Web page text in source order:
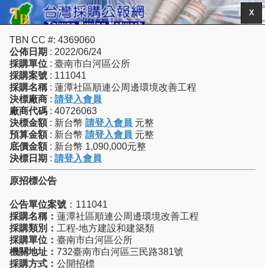
X
TBN CC #: 4369060
公佈日期 : 2022/06/24
採購單位 : 臺南市白河區公所
採購案號 : 111041
採購名稱 : 蓮潭社區順連公周邊環境改善工程
決標廠商 : 請登入會員
廠商代碼 : 40726063
決標金額 : 新台幣 請登入會員 元整
預算金額 : 新台幣 請登入會員 元整
底價金額 : 新台幣 1,090,000元整
決標日期 : 請登入會員
原招標公告
公告單位案號 ：111041
採購名稱： 蓮潭社區順連公周邊環境改善工程
採購類別： 工程-地方建設和建築類
採購單位： 臺南市白河區公所
機關地址： 732臺南市白河區三民路381號
採購方式： 公開招標